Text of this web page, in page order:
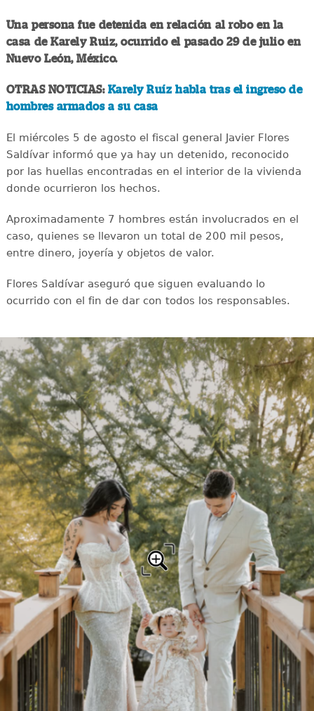
Una persona fue detenida en relación al robo en la
casa de Karely Ruiz, ocurrido el pasado 29 de julio en
Nuevo León, México.
OTRAS NOTICIAS: Karely Ruíz habla tras el ingreso de
hombres armados a su casa
El miércoles 5 de agosto el fiscal general Javier Flores
Saldívar informó que ya hay un detenido, reconocido
por las huellas encontradas en el interior de la vivienda
donde ocurrieron los hechos.
Aproximadamente 7 hombres están involucrados en el
caso, quienes se llevaron un total de 200 mil pesos,
entre dinero, joyería y objetos de valor.
Flores Saldívar aseguró que siguen evaluando lo
ocurrido con el fin de dar con todos los responsables.